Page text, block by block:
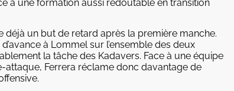
à une formation aussi redoutable en transition
déjà un but de retard après la première manche.
à Lommel sur l’ensemble des deux
la tâche des Kadavers. Face à une équipe
Ferrera réclame donc davantage de